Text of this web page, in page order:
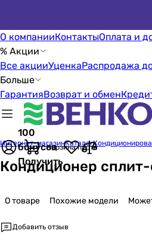
О компанииКонтактыОплата и
% Акции
Все акцииУценкаРаспродажа
Больше
ГарантияВозврат и обмен
100
бонусов
Получить
Корзина пуста
Интернет-магазинКаталог
Кондиционер
О товаре Похожие модели
Добавить отзыв